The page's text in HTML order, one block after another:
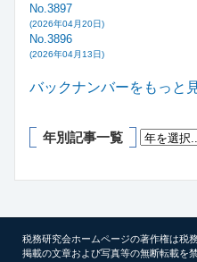
No.3897
(2026年04月20日)
No.3896
(2026年04月13日)
バックナンバーをもっと
年別記事一覧
税務研究会ホームページの著作権は税
掲載の文章および写真等の無断転載を禁